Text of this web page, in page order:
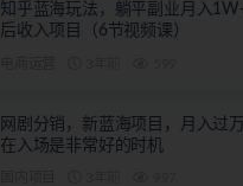
知乎蓝海玩法，躺平副业月入
后收入项目（6节视频课）
网剧分销，新蓝海项目，月入过
在入场是非常好的时机